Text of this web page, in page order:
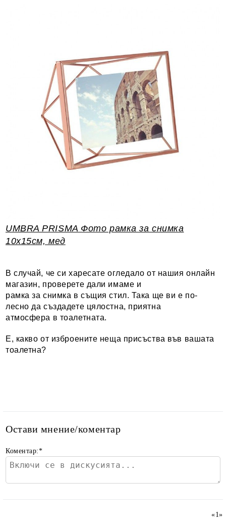
UMBRA PRISMA Фото рамка за снимка
10х15см, мед
В случай, че си харесате огледало от нашия онлайн
магазин, проверете дали имаме и
рамка за снимка в същия стил. Така ще ви е по-
лесно да създадете цялостна, приятна
атмосфера в тоалетната.
Е, какво от изброените неща присъства във вашата
тоалетна?
Остави мнение/коментар
Коментар:*
«1»